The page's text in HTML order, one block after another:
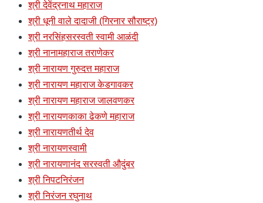
श्री देवेंद्रनाथ महाराज
श्री धूनी वाले दादाजी (गिरनार सौराष्ट्र)
श्री नरसिंहसरस्वती स्वामी आळंदी
श्री नानामहाराज तराणेकर
श्री नारायण गुरुदत्त महाराज
श्री नारायण महाराज केडगावकर
श्री नारायण महाराज जालवणकर
श्री नारायणकाका ढेकणे महाराज
श्री नारायणतीर्थ देव
श्री नारायणस्वामी
श्री नारायणानंद सरस्वती औदुंबर
श्री निपटनिरंजन
श्री निरंजन रघुनाथ